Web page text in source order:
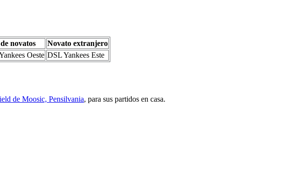
novatos
Novato extranjero
Oeste DSL Yankees Este
de Moosic, Pensilvania, para sus partidos en casa.